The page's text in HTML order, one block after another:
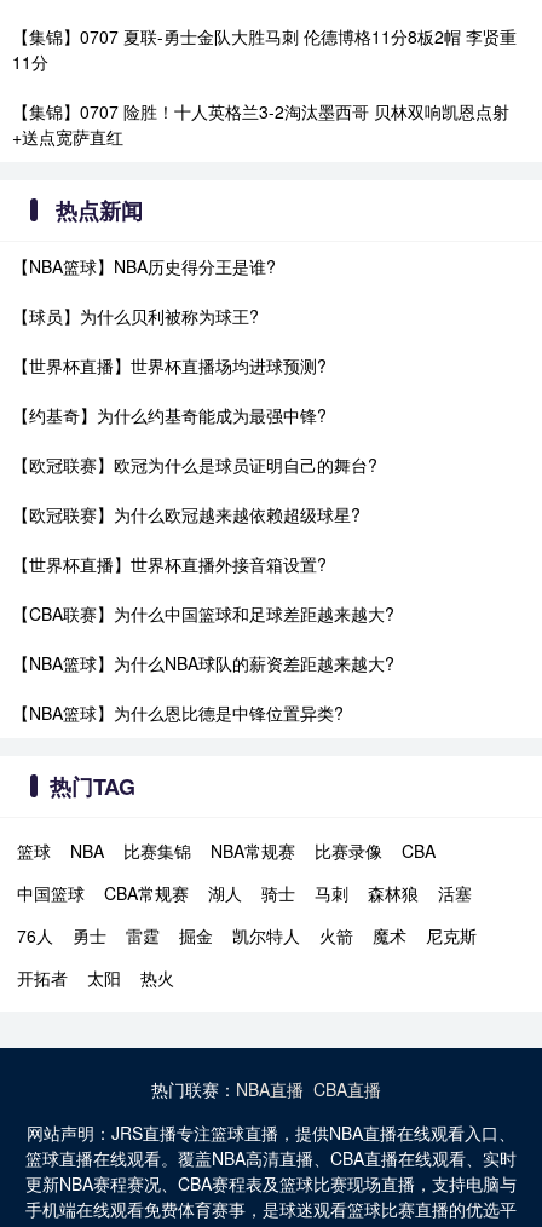
【集锦】0707 夏联-勇士金队大胜马刺 伦德博格11分8板2帽 李贤重
11分
【集锦】0707 险胜！十人英格兰3-2淘汰墨西哥 贝林双响凯恩点射
+送点宽萨直红
热点新闻
【NBA篮球】NBA历史得分王是谁?
【球员】为什么贝利被称为球王?
【世界杯直播】世界杯直播场均进球预测?
【约基奇】为什么约基奇能成为最强中锋?
【欧冠联赛】欧冠为什么是球员证明自己的舞台?
【欧冠联赛】为什么欧冠越来越依赖超级球星?
【世界杯直播】世界杯直播外接音箱设置?
【CBA联赛】为什么中国篮球和足球差距越来越大?
【NBA篮球】为什么NBA球队的薪资差距越来越大?
【NBA篮球】为什么恩比德是中锋位置异类?
热门TAG
篮球 NBA 比赛集锦 NBA常规赛 比赛录像
CBA
中国篮球
CBA常规赛 湖人 骑士 马刺 森林狼
活塞
76人
勇士 雷霆 掘金 凯尔特人 火箭 魔术
尼克斯
开拓者
太阳 热火
热门联赛： NBA直播 CBA直播
网站声明：JRS直播专注篮球直播，提供NBA直播在线观看入口、
篮球直播在线观看。覆盖NBA高清直播、CBA直播在线观看、实时
更新NBA赛程赛况、CBA赛程表及篮球比赛现场直播，支持电脑与
手机端在线观看免费体育赛事，是球迷观看篮球比赛直播的优选平